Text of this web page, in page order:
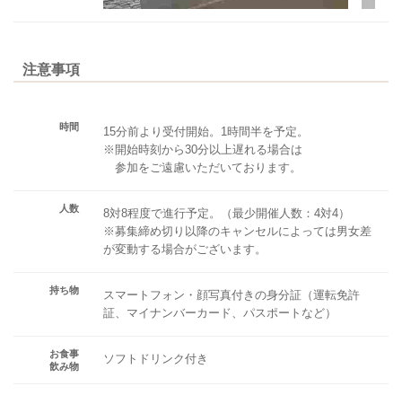
注意事項
時間
15分前より受付開始。1時間半を予定。
※開始時刻から30分以上遅れる場合は
参加をご遠慮いただいております。
人数
8対8程度で進行予定。（最少開催人数：4対4）
※募集締め切り以降のキャンセルによっては男女差
が変動する場合がございます。
持ち物
スマートフォン・顔写真付きの身分証（運転免許
証、マイナンバーカード、パスポートなど）
お食事
飲み物
ソフトドリンク付き